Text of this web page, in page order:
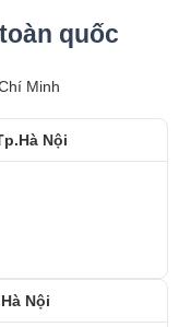
khảo và quan tâm
Care
283
quốc
Minh
Nội
Nội